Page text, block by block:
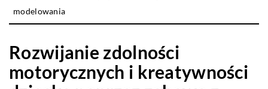
modelowania
Rozwijanie zdolności
motorycznych i kreatywności